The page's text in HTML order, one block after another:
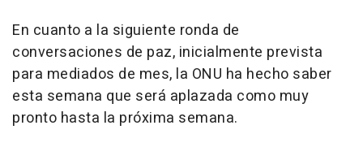
En cuanto a la siguiente ronda de
conversaciones de paz, inicialmente prevista
para mediados de mes, la ONU ha hecho saber
esta semana que será aplazada como muy
pronto hasta la próxima semana.